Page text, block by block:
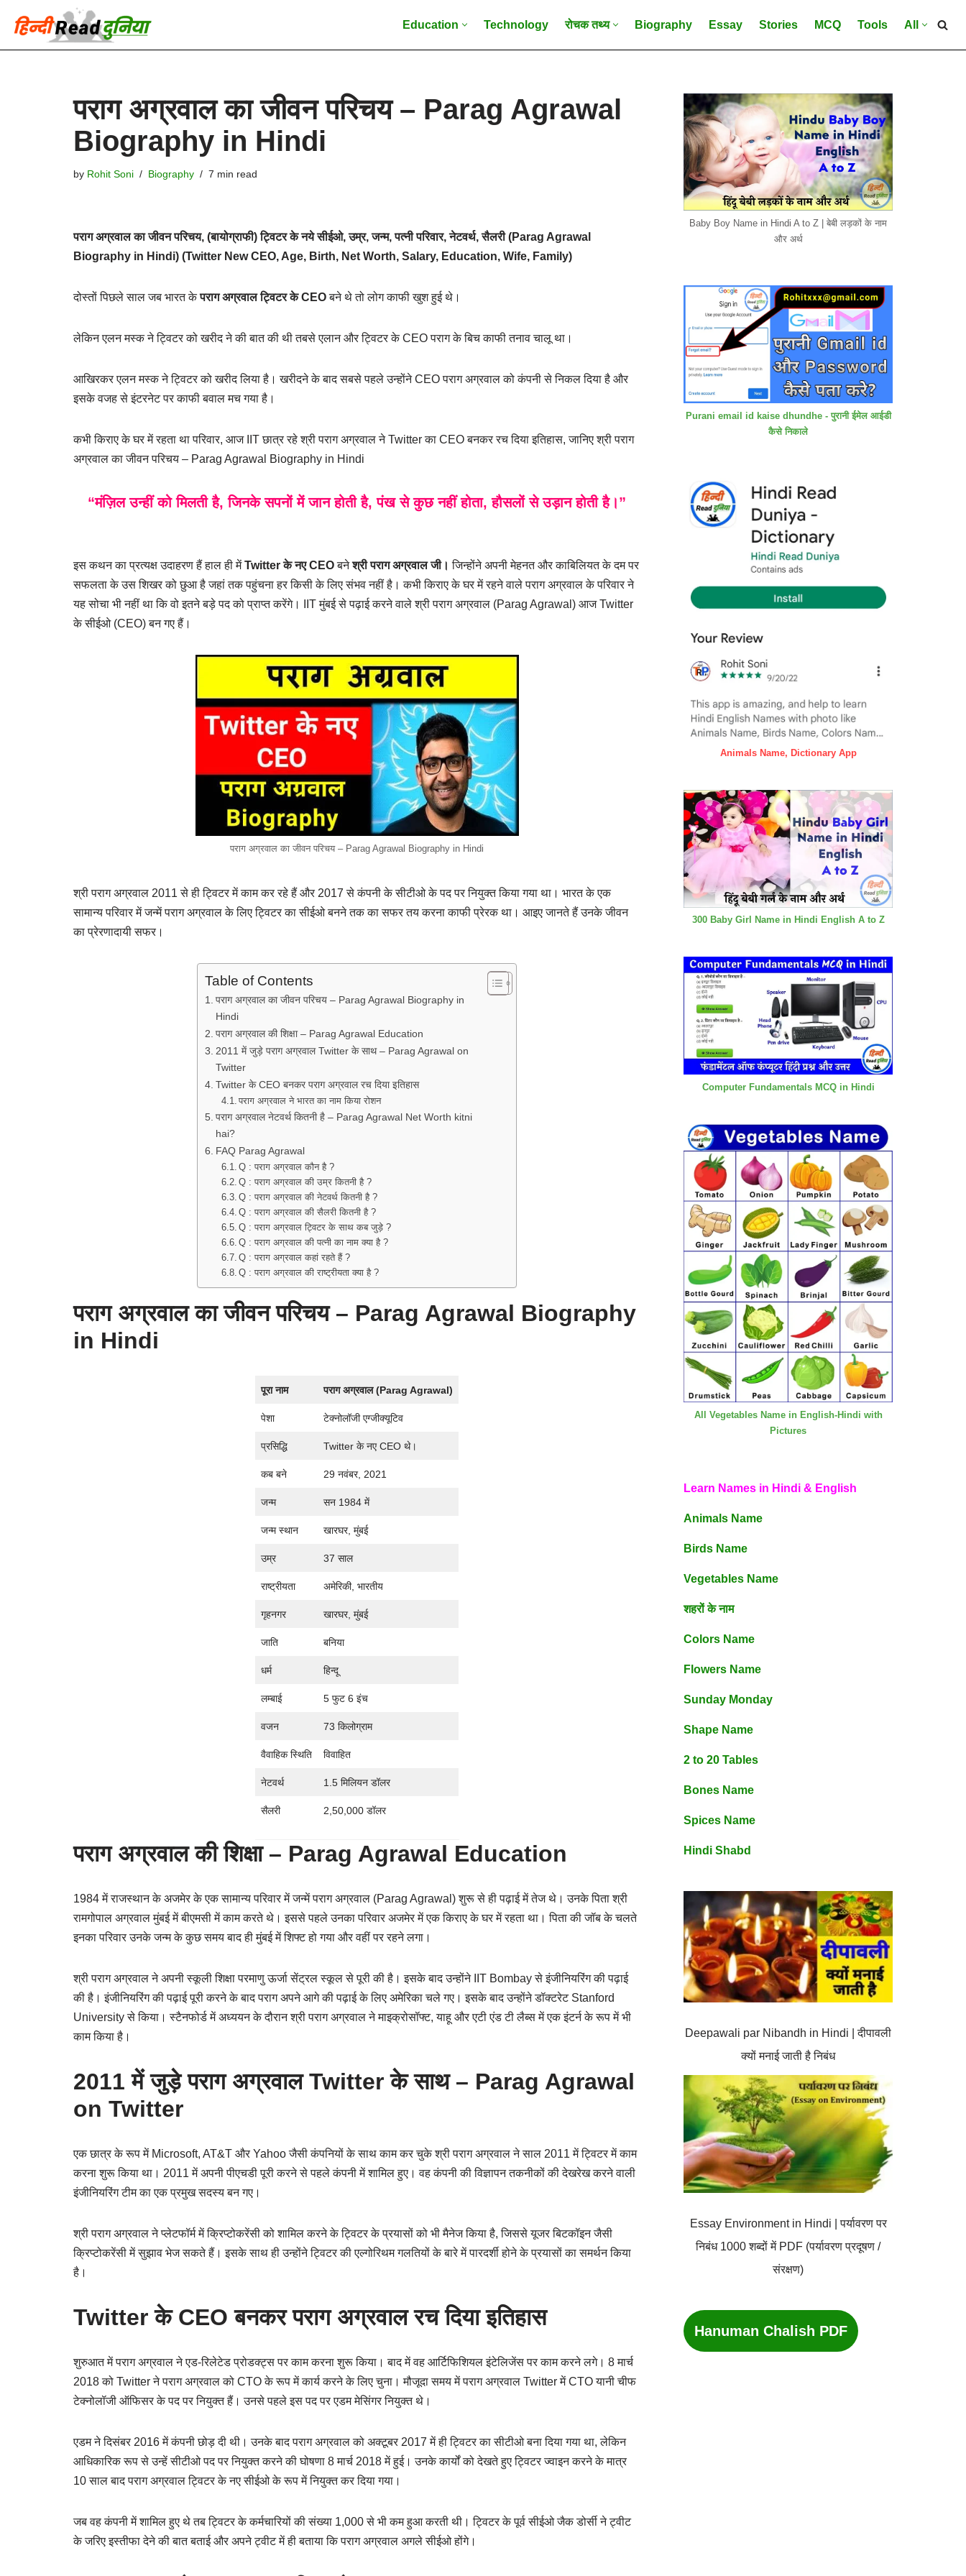
Skip
Education Technology रोचक तथ्य Biography Essay Stories MCQ Tools All
पराग अग्रवाल का जीवन परिचय – Parag Agrawal
Biography in Hindi
by Rohit Soni Biography 7 min read
पराग अग्रवाल का जीवन परिचय, (बायोग्राफी) ट्विटर के नये सीईओ, उम्र, जन्म, पत्नी परिवार, नेटवर्थ, सैलरी (Parag Agrawal
Biography in Hindi) (Twitter New CEO, Age, Birth, Net Worth, Salary, Education, Wife, Family)
दोस्तों पिछले साल जब भारत केपराग अग्रवाल ट्विटर के CEOबने थे तो लोग काफी खुश हुई थे।
लेकिन एलन मस्क ने ट्विटर को खरीद ने की बात की थी तबसे एलान और ट्विटर के CEO पराग के बिच काफी तनाव चालू था।
आखिरकर एलन मस्क ने ट्विटर को खरीद लिया है। खरीदने के बाद सबसे पहले उन्होंने CEO पराग अग्रवाल को कंपनी से निकल दिया है और
इसके वजह से इंटरनेट पर काफी बवाल मच गया है।
कभी किराए के घर में रहता था परिवार, आज IIT छात्र रहे श्री पराग अग्रवाल ने Twitter का CEO बनकर रच दिया इतिहास, जानिए श्री पराग
अग्रवाल का जीवन परिचय – Parag Agrawal Biography in Hindi
“मंज़िल उन्हीं को मिलती है, जिनके सपनों में जान होती है, पंख से कुछ नहीं होता, हौसलों से उड़ान होती है।”
इस कथन का प्रत्यक्ष उदाहरण हैं हाल ही मेंTwitter के नए CEOबनेश्री पराग अग्रवाल जी। जिन्होंने अपनी मेहनत और काबिलियत के दम पर
सफलता के उस शिखर को छुआ है जहां तक पहुंचना हर किसी के लिए संभव नहीं है। कभी किराए के घर में रहने वाले पराग अग्रवाल के परिवार ने
यह सोचा भी नहीं था कि वो इतने बड़े पद को प्राप्त करेंगे। IIT मुंबई से पढ़ाई करने वाले श्री पराग अग्रवाल (Parag Agrawal) आज Twitter
के सीईओ (CEO) बन गए हैं।
पराग अग्रवाल का जीवन परिचय – Parag Agrawal Biography in Hindi
श्री पराग अग्रवाल 2011 से ही ट्विटर में काम कर रहे हैं और 2017 से कंपनी के सीटीओ के पद पर नियुक्त किया गया था। भारत के एक
सामान्य परिवार में जन्में पराग अग्रवाल के लिए ट्विटर का सीईओ बनने तक का सफर तय करना काफी प्रेरक था। आइए जानते हैं उनके जीवन
का प्रेरणादायी सफर।
Table of Contents
पराग अग्रवाल का जीवन परिचय – Parag Agrawal Biography in
Hindi
पराग अग्रवाल की शिक्षा – Parag Agrawal Education
2011 में जुड़े पराग अग्रवाल Twitter के साथ – Parag Agrawal on
Twitter
Twitter के CEO बनकर पराग अग्रवाल रच दिया इतिहास
पराग अग्रवाल ने भारत का नाम किया रोशन
पराग अग्रवाल नेटवर्थ कितनी है – Parag Agrawal Net Worth kitni
hai?
FAQ Parag Agrawal
Q : पराग अग्रवाल कौन है ?
Q : पराग अग्रवाल की उम्र कितनी है ?
Q : पराग अग्रवाल की नेटवर्थ कितनी है ?
Q : पराग अग्रवाल की सैलरी कितनी है ?
Q : पराग अग्रवाल ट्विटर के साथ कब जुड़े ?
Q : पराग अग्रवाल की पत्नी का नाम क्या है ?
Q : पराग अग्रवाल कहां रहते हैं ?
Q : पराग अग्रवाल की राष्ट्रीयता क्या है ?
पराग अग्रवाल का जीवन परिचय – Parag Agrawal Biography
in Hindi
पूरा नाम पराग अग्रवाल (Parag Agrawal)
पेशा टेक्नोलॉजी एग्जीक्यूटिव
प्रसिद्धि Twitter के नए CEO थे।
कब बने 29 नवंबर, 2021
जन्म सन 1984 में
जन्म स्थान खारघर, मुंबई
उम्र 37 साल
राष्ट्रीयता अमेरिकी, भारतीय
गृहनगर खारघर, मुंबई
जाति बनिया
धर्म हिन्दू
लम्बाई 5 फुट 6 इंच
वजन 73 किलोग्राम
वैवाहिक स्थिति विवाहित
नेटवर्थ 1.5 मिलियन डॉलर
सैलरी 2,50,000 डॉलर
पराग अग्रवाल की शिक्षा – Parag Agrawal Education
1984 में राजस्थान के अजमेर के एक सामान्य परिवार में जन्में पराग अग्रवाल (Parag Agrawal) शुरू से ही पढ़ाई में तेज थे। उनके पिता श्री
रामगोपाल अग्रवाल मुंबई में बीएमसी में काम करते थे। इससे पहले उनका परिवार अजमेर में एक किराए के घर में रहता था। पिता की जॉब के चलते
इनका परिवार उनके जन्म के कुछ समय बाद ही मुंबई में शिफ्ट हो गया और वहीं पर रहने लगा।
श्री पराग अग्रवाल ने अपनी स्कूली शिक्षा परमाणु ऊर्जा सेंट्रल स्कूल से पूरी की है। इसके बाद उन्होंने IIT Bombay से इंजीनियरिंग की पढ़ाई
की है। इंजीनियरिंग की पढ़ाई पूरी करने के बाद पराग अपने आगे की पढ़ाई के लिए अमेरिका चले गए। इसके बाद उन्होंने डॉक्टरेट Stanford
University से किया। स्टैनफोर्ड में अध्ययन के दौरान श्री पराग अग्रवाल ने माइक्रोसॉफ्ट, याहू और एटी एंड टी लैब्स में एक इंटर्न के रूप में भी
काम किया है।
2011 में जुड़े पराग अग्रवालTwitter के साथ – Parag Agrawal
on Twitter
एक छात्र के रूप में Microsoft, AT&T और Yahoo जैसी कंपनियों के साथ काम कर चुके श्री पराग अग्रवाल ने साल 2011 में ट्विटर में काम
करना शुरू किया था। 2011 में अपनी पीएचडी पूरी करने से पहले कंपनी में शामिल हुए। वह कंपनी की विज्ञापन तकनीकों की देखरेख करने वाली
इंजीनियरिंग टीम का एक प्रमुख सदस्य बन गए।
श्री पराग अग्रवाल ने प्लेटफॉर्म में क्रिप्टोकरेंसी को शामिल करने के ट्विटर के प्रयासों को भी मैनेज किया है, जिससे यूजर बिटकॉइन जैसी
क्रिप्टोकरेंसी में सुझाव भेज सकते हैं। इसके साथ ही उन्होंने ट्विटर की एल्गोरिथम गलतियों के बारे में पारदर्शी होने के प्रयासों का समर्थन किया
है।
Twitter के CEO बनकर पराग अग्रवाल रच दिया इतिहास
शुरुआत में पराग अग्रवाल ने एड-रिलेटेड प्रोडक्ट्स पर काम करना शुरू किया। बाद में वह आर्टिफिशियल इंटेलिजेंस पर काम करने लगे। 8 मार्च
2018 को Twitter ने पराग अग्रवाल को CTO के रूप में कार्य करने के लिए चुना। मौजूदा समय में पराग अग्रवाल Twitter में CTO यानी चीफ
टेक्नोलॉजी ऑफिसर के पद पर नियुक्त हैं। उनसे पहले इस पद पर एडम मेसिंगर नियुक्त थे।
एडम ने दिसंबर 2016 में कंपनी छोड़ दी थी। उनके बाद पराग अग्रवाल को अक्टूबर 2017 में ही ट्विटर का सीटीओ बना दिया गया था, लेकिन
आधिकारिक रूप से उन्हें सीटीओ पद पर नियुक्त करने की घोषणा 8 मार्च 2018 में हुई। उनके कार्यों को देखते हुए ट्विटर ज्वाइन करने के मात्र
10 साल बाद पराग अग्रवाल ट्विटर के नए सीईओ के रूप में नियुक्त कर दिया गया।
जब वह कंपनी में शामिल हुए थे तब ट्विटर के कर्मचारियों की संख्या 1,000 से भी कम हुआ करती थी। ट्विटर के पूर्व सीईओ जैक डोर्सी ने ट्वीट
के जरिए इस्तीफा देने की बात बताई और अपने ट्वीट में ही बताया कि पराग अग्रवाल अगले सीईओ होंगे।
Baby Boy Name in Hindi A to Z | बेबी लड़कों के नाम
और अर्थ
Purani email id kaise dhundhe - पुरानी ईमेल आईडी
कैसे निकाले
Animals Name, Dictionary App
300 Baby Girl Name in Hindi English A to Z
Computer Fundamentals MCQ in Hindi
All Vegetables Name in English-Hindi with
Pictures
Learn Names in Hindi & English
Animals Name
Birds Name
Vegetables Name
शहरों के नाम
Colors Name
Flowers Name
Sunday Monday
Shape Name
2 to 20 Tables
Bones Name
Spices Name
Hindi Shabd
Deepawali par Nibandh in Hindi | दीपावली
क्यों मनाई जाती है निबंध
Essay Environment in Hindi | पर्यावरण पर
निबंध 1000 शब्दों में PDF (पर्यावरण प्रदूषण /
संरक्षण)
Hanuman Chalish PDF